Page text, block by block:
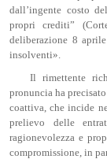
dall’ingente costo
propri crediti”
deliberazione 8
insolventi».
Il rimettente
pronuncia ha
coattiva, che incide
prelievo delle
ragionevolezza e
compromissione, in